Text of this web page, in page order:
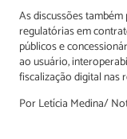
As discussões
regulatórias em
públicos e
ao usuário,
fiscalização digital nas
Por Letícia Medina/